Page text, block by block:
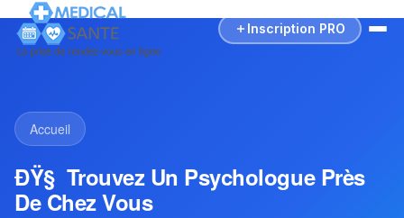
Inscription PRO
Accueil
ÐŸ§ Trouvez Un Psychologue Près
De Chez Vous